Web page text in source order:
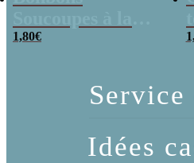
poudre (x20)
1,80€
Idées